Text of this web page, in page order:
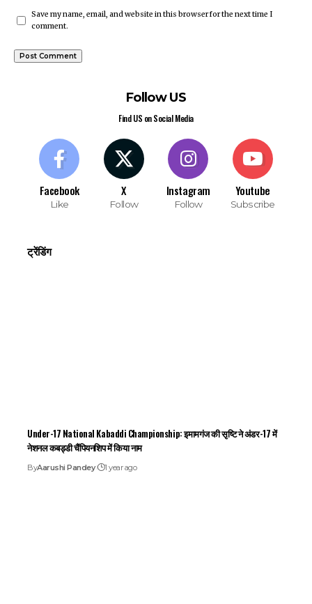
Save my name, email, and website in this browser for the next time I
comment.
Follow US
Find US on Social Media
Facebook
Like
X
Follow
Instagram
Follow
Youtube
Subscribe
ट्रेंडिंग
Under-17 National Kabaddi Championship: इमामगंज की सृष्टि ने अंडर-17 में
नेशनल कबड्डी चैंपियनशिप में किया नाम
ByAarushi Pandey 1 year ago